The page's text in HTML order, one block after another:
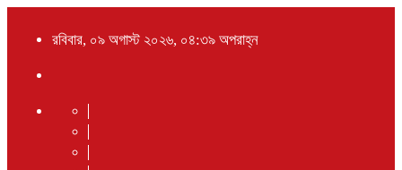
রবিবার, ০৯ অগাস্ট ২০২৬, ০৪:৩৯ অপরাহ্ন